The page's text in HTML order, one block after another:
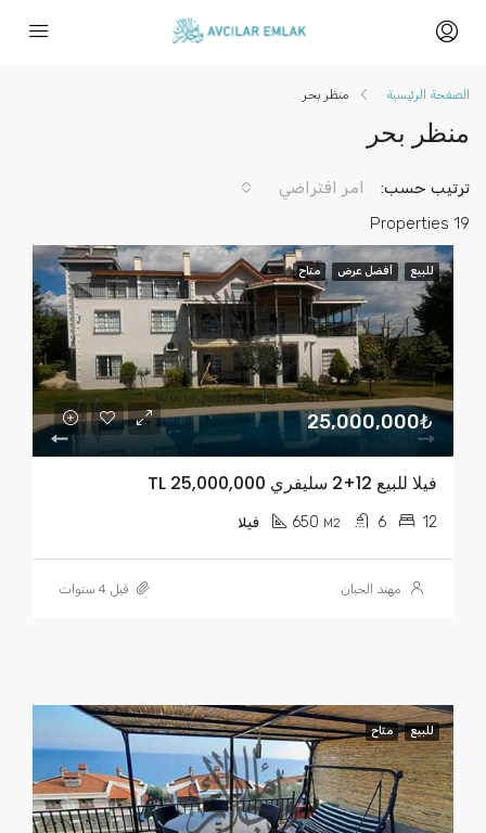
الصفحة الرئيسية منظر بحر
منظر بحر
19 Properties
ترتيب حسب: امر افتراضي
للبيع أفضل عرض متاح
25,000,000₺
فيلا للبيع 12+2 سليفري TL 25,000,000
12
6
650 M2 فيلا
مهند الجبان قبل 4 سنوات
للبيع متاح